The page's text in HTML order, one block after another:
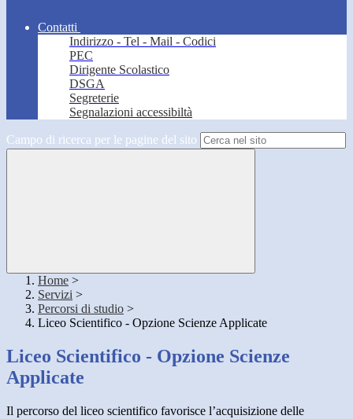
Contatti
Indirizzo - Tel - Mail - Codici
PEC
Dirigente Scolastico
DSGA
Segreterie
Segnalazioni accessibiltà
Campo di ricerca per le pagine del sito
Home >
Servizi >
Percorsi di studio >
Liceo Scientifico - Opzione Scienze Applicate
Liceo Scientifico - Opzione Scienze
Applicate
Il percorso del liceo scientifico favorisce l’acquisizione delle